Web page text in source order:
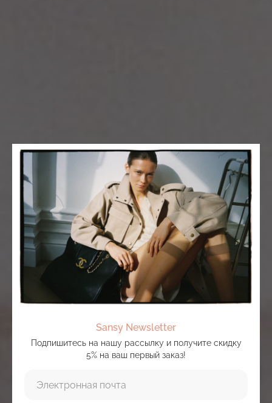
Sansy Newsletter
Подпишитесь на нашу рассылку и получите скидку
5% на ваш первый заказ!
Электронная почта